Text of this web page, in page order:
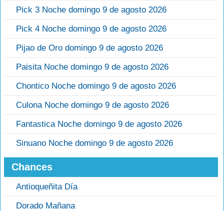
Pick 3 Noche domingo 9 de agosto 2026
Pick 4 Noche domingo 9 de agosto 2026
Pijao de Oro domingo 9 de agosto 2026
Paisita Noche domingo 9 de agosto 2026
Chontico Noche domingo 9 de agosto 2026
Culona Noche domingo 9 de agosto 2026
Fantastica Noche domingo 9 de agosto 2026
Sinuano Noche domingo 9 de agosto 2026
Chances
Antioqueñita Día
Dorado Mañana